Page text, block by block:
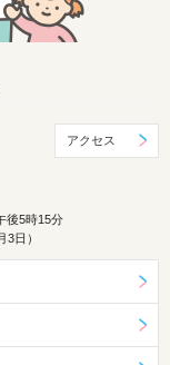
アクセス
後5時15分
3日）